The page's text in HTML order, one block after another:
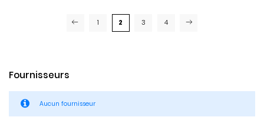
1 2 3 4
Fournisseurs
Aucun fournisseur